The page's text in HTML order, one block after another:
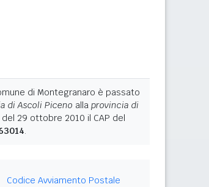
di Montegranaro è passato
di Ascoli Piceno alla provincia di
del 29 ottobre 2010 il CAP del
.
Codice Avviamento Postale